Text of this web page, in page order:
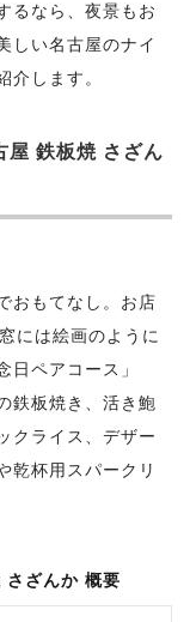
るなら、夜景もお
しい名古屋のナイ
介します。
屋 鉄板焼 さざん
おもてなし。お店
には絵画のように
日ペアコース」
鉄板焼き、活き鮑
クライス、デザー
乾杯用スパークリ
さざんか 概要